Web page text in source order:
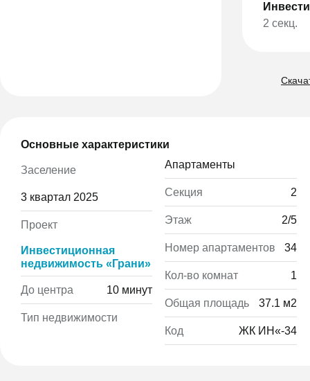
2 секц.
Основные характеристики
Заселение
3 квартал 2025
Проект
Инвестиционная
недвижимость «Грани»
До центра 10 минут
Тип недвижимости
Апартаменты
Секция 2
Этаж 2/5
Номер апартаментов 34
Кол-во комнат 1
Общая площадь 37.1 м2
Код ЖК ИН«-34